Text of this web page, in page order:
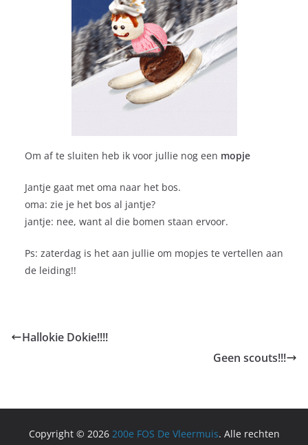
Om af te sluiten heb ik voor jullie nog een mopje
Jantje gaat met oma naar het bos.
oma: zie je het bos al jantje?
jantje: nee, want al die bomen staan ervoor.
Ps: zaterdag is het aan jullie om mopjes te vertellen aan
de leiding!!
Hallokie Dokie!!!!
Geen scouts!!!
Copyright © 2026 200e FOS De Vleermuis. Alle rechten